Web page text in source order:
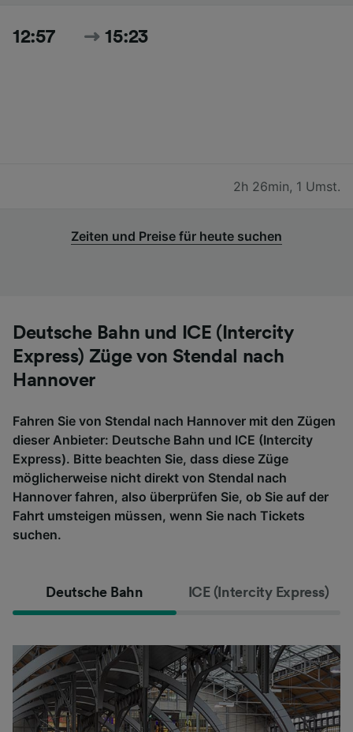
12:57 15:23
2h 26min, 1 Umst.
Zeiten und Preise für heute suchen
Deutsche Bahn und ICE (Intercity
Express) Züge von Stendal nach
Hannover
Fahren Sie von Stendal nach Hannover mit den Zügen
dieser Anbieter: Deutsche Bahn und ICE (Intercity
Express). Bitte beachten Sie, dass diese Züge
möglicherweise nicht direkt von Stendal nach
Hannover fahren, also überprüfen Sie, ob Sie auf der
Fahrt umsteigen müssen, wenn Sie nach Tickets
suchen.
Deutsche Bahn ICE (Intercity Express)